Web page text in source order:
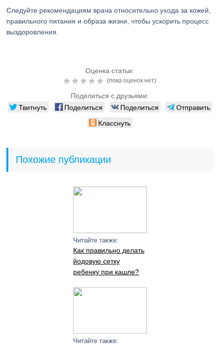
Следуйте рекомендациям врача относительно ухода за кожей,
правильного питания и образа жизни, чтобы ускорить процесс
выздоровления.
Оценка статьи:
(пока оценок нет)
Поделиться с друзьями:
Твитнуть Поделиться Поделиться
Отправить
Класснуть
Похожие публикации
Читайте также:
Как правильно делать
йодовую сетку
ребенку при кашле?
Читайте также: